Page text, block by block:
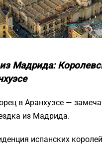
Мадрида:
в Аранхуэсе —
из Мадрида.
испанских